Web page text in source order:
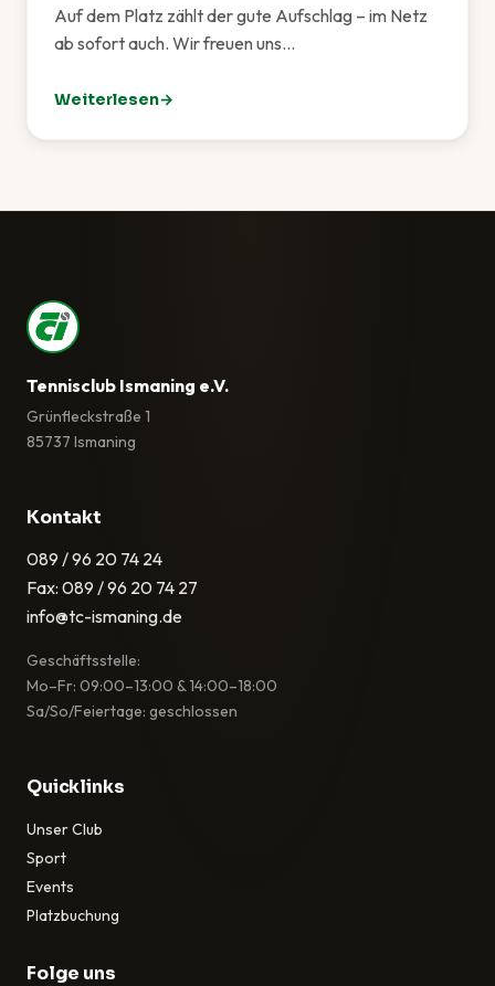
Auf dem Platz zählt der gute Aufschlag – im Netz
ab sofort auch. Wir freuen uns…
Weiterlesen
: Unsere neue Website ist live!
Tennisclub Ismaning e.V.
Grünfleckstraße 1
85737 Ismaning
Kontakt
089 / 96 20 74 24
Fax: 089 / 96 20 74 27
info@tc-ismaning.de
Geschäftsstelle:
Mo–Fr: 09:00–13:00 & 14:00–18:00
Sa/So/Feiertage: geschlossen
Quicklinks
Unser Club
Sport
Events
Platzbuchung
Folge uns